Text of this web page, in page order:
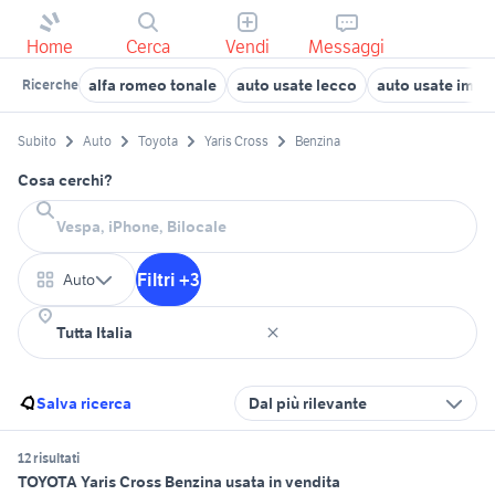
Home Cerca Vendi Messaggi
Ricerche alfa romeo tonale auto usate lecco auto usate
Subito Auto Toyota Yaris Cross Benzina
Cosa cerchi?
Auto Filtri +3
Salva ricerca Dal più rilevante
12 risultati
TOYOTA Yaris Cross Benzina usata in vendita